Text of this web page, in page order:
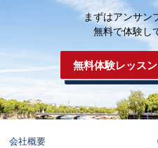
まずはアンサン
無料で体験し
無料体験レッス
会社概要